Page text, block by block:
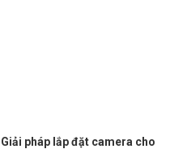
Giải pháp lắp đặt camera cho